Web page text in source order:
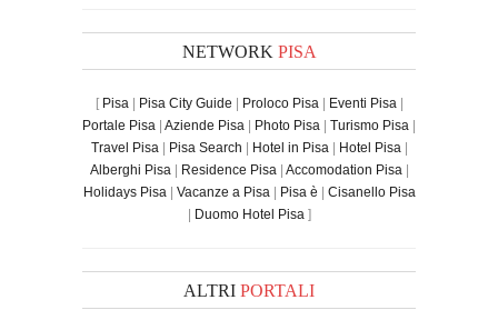
NETWORK PISA
[ Pisa| Pisa City Guide Proloco Pisa| Eventi Pisa|
Portale Pisa Aziende Pisa Photo Pisa Turismo Pisa
Travel Pisa| Pisa Search Hotel in Pisa| Hotel Pisa|
Alberghi Pisa| Residence Pisa| Accomodation Pisa|
Holidays Pisa| Vacanze a Pisa| Pisa è
Cisanello Pisa
Duomo Hotel Pisa]
ALTRI PORTALI